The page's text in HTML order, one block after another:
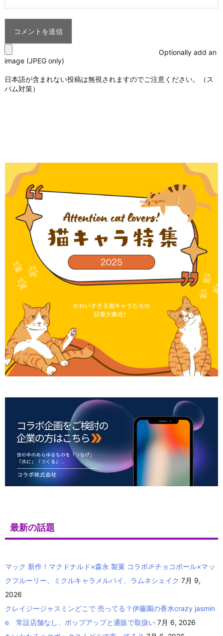
Optionally add an
image (JPEG only)
日本語が含まれない投稿は無視されますのでご注意ください。（ス
パム対策）
最新の話題
マック 新作！マクドナルド×森永 製菓 コラボ🎉チョコボール×マッ
クフルーリー、ミクルキャラメルパイ、ラムネシェイク 7月 9,
2026
クレイジージャスミンどこで 売ってる？伊藤園の香水crazy jasmin
e 常設店舗なし、ポップアップと通販で取扱い 7月 6, 2026